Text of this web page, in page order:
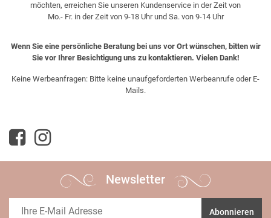
möchten, erreichen Sie unseren Kundenservice in der Zeit von
Mo.- Fr. in der Zeit von 9-18 Uhr und Sa. von 9-14 Uhr
Wenn Sie eine persönliche Beratung bei uns vor Ort wünschen, bitten wir
Sie vor Ihrer Besichtigung uns zu kontaktieren. Vielen Dank!
Keine Werbeanfragen: Bitte keine unaufgeforderten Werbeanrufe oder E-
Mails.
Newsletter
Abonnieren